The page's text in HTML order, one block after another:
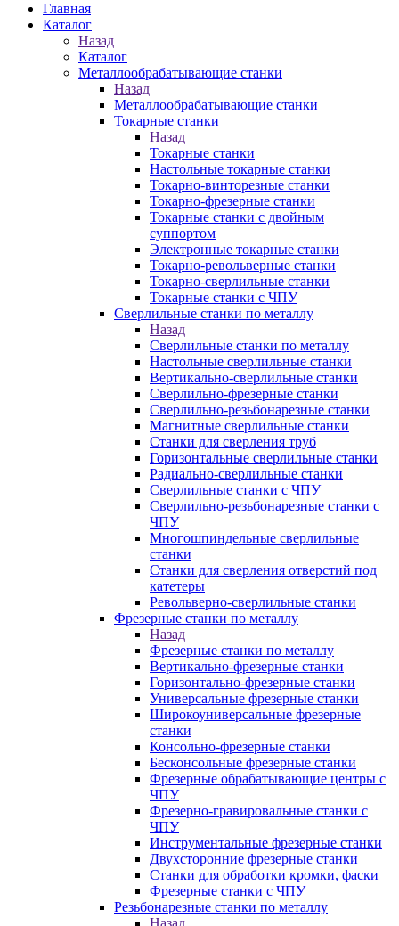
Главная
Каталог
Назад
Каталог
Металлообрабатывающие станки
Назад
Металлообрабатывающие станки
Токарные станки
Назад
Токарные станки
Настольные токарные станки
Токарно-винторезные станки
Токарно-фрезерные станки
Токарные станки с двойным
суппортом
Электронные токарные станки
Токарно-револьверные станки
Токарно-сверлильные станки
Токарные станки с ЧПУ
Сверлильные станки по металлу
Назад
Сверлильные станки по металлу
Настольные сверлильные станки
Вертикально-сверлильные станки
Сверлильно-фрезерные станки
Сверлильно-резьбонарезные станки
Магнитные сверлильные станки
Станки для сверления труб
Горизонтальные сверлильные станки
Радиально-сверлильные станки
Сверлильные станки с ЧПУ
Сверлильно-резьбонарезные станки с
ЧПУ
Многошпиндельные сверлильные
станки
Станки для сверления отверстий под
катетеры
Револьверно-сверлильные станки
Фрезерные станки по металлу
Назад
Фрезерные станки по металлу
Вертикально-фрезерные станки
Горизонтально-фрезерные станки
Универсальные фрезерные станки
Широкоуниверсальные фрезерные
станки
Консольно-фрезерные станки
Бесконсольные фрезерные станки
Фрезерные обрабатывающие центры с
ЧПУ
Фрезерно-гравировальные станки с
ЧПУ
Инструментальные фрезерные станки
Двухсторонние фрезерные станки
Станки для обработки кромки, фаски
Фрезерные станки с ЧПУ
Резьбонарезные станки по металлу
Назад